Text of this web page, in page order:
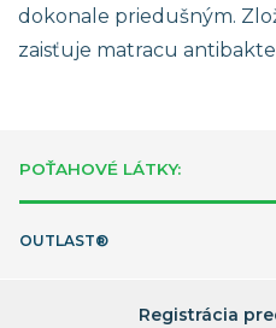
POŤAHOVÉ LÁTKY:
OUTLAST®
dokonale priedušným.
zaisťuje matracu
Registrácia